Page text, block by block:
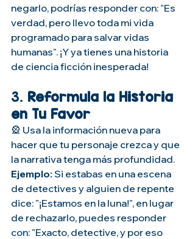
negarlo, podrías responder con: "Es
verdad, pero llevo toda mi vida
programado para salvar vidas
humanas". ¡Y ya tienes una historia
de ciencia ficción inesperada!
3. Reformula la Historia
en Tu Favor
🎡 Usa la información nueva para
hacer que tu personaje crezca y que
la narrativa tenga más profundidad.
Ejemplo: Si estabas en una escena
de detectives y alguien de repente
dice: "¡Estamos en la luna!", en lugar
de rechazarlo, puedes responder
con: "Exacto, detective, y por eso